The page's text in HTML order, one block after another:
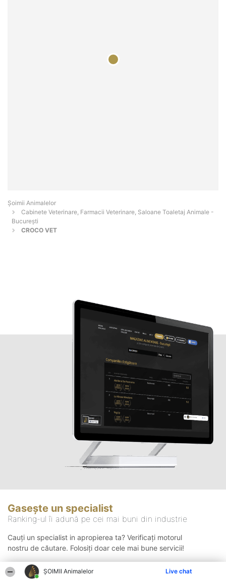
ŞOIMII Animalelor Live chat
Şoimii Animalelor
Cabinete Veterinare, Farmacii Veterinare, Saloane Toaletaj Animale -
Bucureşti
CROCO VET
Gasește un specialist
Ranking-ul îi adună pe cei mai buni din industrie
Cauți un specialist in apropierea ta? Verificați motorul
nostru de căutare. Folosiți doar cele mai bune servicii!